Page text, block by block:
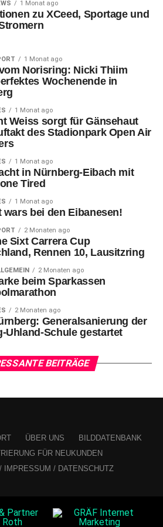
tom
„Hummel“ bei der Arbeit auf
/ Stadt Nürnberg
FÜR KULTUR UND FREIZEIT
RAUM
SÖR
Morlock-Stadion gestartet:
der S-Bahn vorbestellen
ziehen in frisch
1 Monat ago
zu XCeed, Sportage und
1 Monat ago
Norisring: Nicki Thiim
Wochenende in
1 Monat ago
Weiss sorgt für Gänsehaut
des Stadionpark Open Air
1 Monat ago
in Nürnberg-Eibach mit
Tired
1 Monat ago
wars bei den Eibanesen!
2 Monaten ago
Sixt Carrera Cup
Rennen 10, Lausitzring
2 Monaten ago
beim Sparkassen
2 Monaten ago
Generalsanierung der
Uhland-Schule gestartet
BEITRÄGE
ÜBER UNS
BILDDATENBANK
FÜR NEUKUNDEN
IMPRESSUM / DATENSCHUTZ